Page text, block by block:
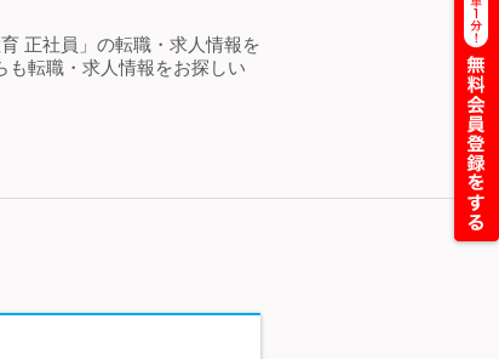
正社員」の転職・求人情報を
も転職・求人情報をお探しい